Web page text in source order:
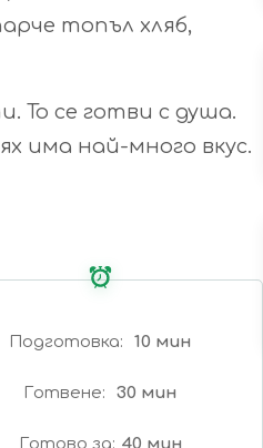
топъл хляб,
То се готви с душа.
има най-много вкус.
Подготовка 10 мин
Готвене 30 мин
Готово за 40 мин